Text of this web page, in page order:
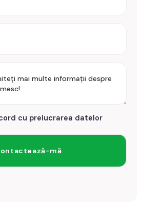
cu prelucrarea datelor